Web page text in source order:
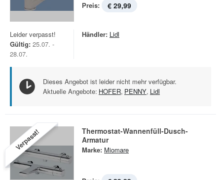
Preis: € 29,99
Leider verpasst!
Gültig: 25.07. -
28.07.
Händler: Lidl
Dieses Angebot ist leider nicht mehr verfügbar.
Aktuelle Angebote: HOFER, PENNY, Lidl
Verpasst!
Thermostat-Wannenfüll-Dusch-
Armatur
Marke: Miomare